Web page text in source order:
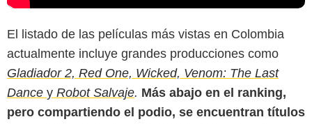
El listado de las películas más vistas en Colombia
actualmente incluye grandes producciones como
Gladiador 2, Red One, Wicked, Venom: The Last
Dance y Robot Salvaje. Más abajo en el ranking,
pero compartiendo el podio, se encuentran títulos